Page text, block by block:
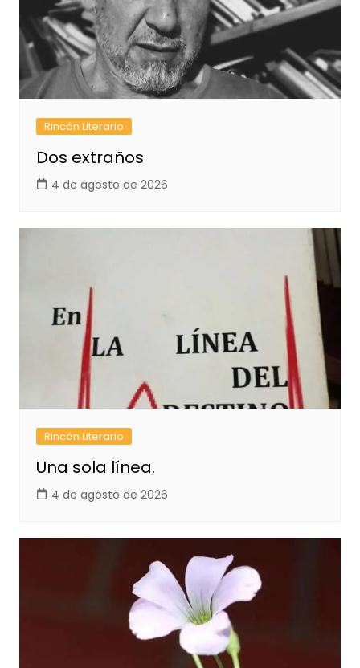
Rincón Literario
Dos extraños
4 de agosto de 2026
Rincón Literario
Una sola línea.
4 de agosto de 2026